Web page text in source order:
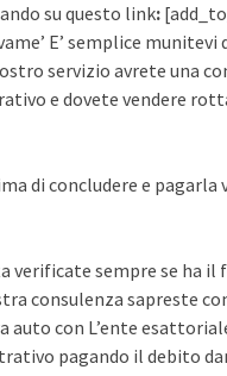
su questo link:
E’ semplice munitevi
servizio avrete una
e dovete vendere
di concludere e
verificate sempre se
consulenza sapreste
auto con L’ente
pagando il debito